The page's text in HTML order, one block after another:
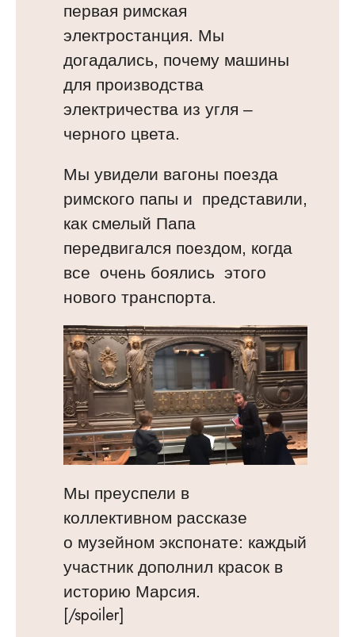
первая римская
электростанция. Мы
догадались, почему машины
для производства
электричества из угля –
черного цвета.
Мы увидели вагоны поезда
римского папы и представили,
как смелый Папа
передвигался поездом, когда
все очень боялись этого
нового транспорта.
Мы преуспели в
коллективном рассказе
о музейном экспонате: каждый
участник дополнил красок в
историю Марсия.
[/spoiler]